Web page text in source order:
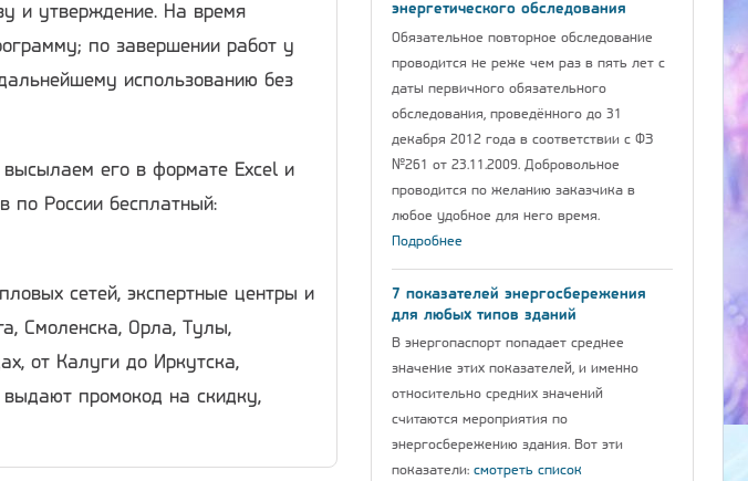
и утверждение. На время
по завершении работ у
использованию без
высылаем его в формате Excel и
по России бесплатный:
сетей, экспертные центры и
Смоленска, Орла, Тулы,
от Калуги до Иркутска,
промокод на скидку,
энергетического обследования
Обязательное повторное обследование
проводится не реже чем раз в пять лет с
даты первичного обязательного
обследования, проведённого до 31
декабря 2012 года в соответствии с ФЗ
№261 от 23.11.2009. Добровольное
проводится по желанию заказчика в
любое удобное для него время.
Подробнее
7 показателей энергосбережения
для любых типов зданий
В энергопаспорт попадает среднее
значение этих показателей, и именно
относительно средних значений
считаются мероприятия по
энергосбережению здания. Вот эти
показатели: смотреть список